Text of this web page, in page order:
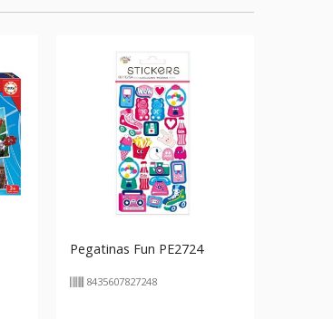
Pegatinas Fun PE2724
8435607827248